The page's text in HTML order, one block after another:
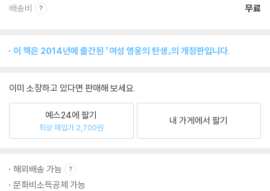
배송비 무료
이 책은 2014년에 출간된 『여성 영웅의 탄생』의 개정판입니다.
이미 소장하고 있다면 판매해 보세요.
예스24에 팔기
최상 매입가 2,700원
내 가게에서 팔기
해외배송 가능
문화비소득공제 가능